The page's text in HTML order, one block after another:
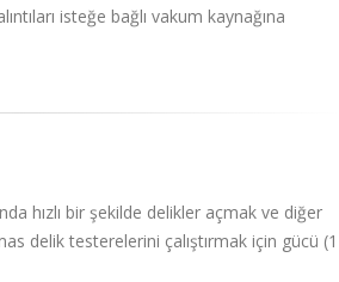
isteğe bağlı vakum kaynağına
hızlı bir şekilde delikler açmak ve diğer
delik testerelerini çalıştırmak için gücü (1